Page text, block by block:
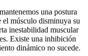
una postura
músculo disminuya su
inestabilidad muscular
Existe una inhibición
dinámico no sucede.